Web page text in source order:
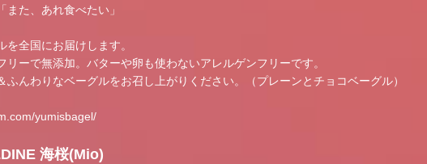
た、あれ食べたい」
を全国にお届けします。
リーで無添加。バターや卵も使わないアレルゲンフリーです。
ふんわりなベーグルをお召し上がりください。（プレーンとチョコベーグル）
yumisbagel/
海桜(Mio)